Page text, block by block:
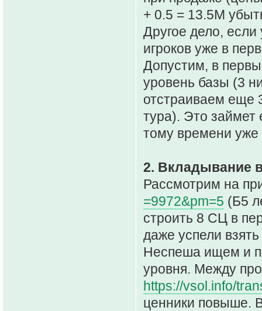
+ 0.5 = 13.5М
Другое дело, если
игроков уже в
Допустим, в
уровень базы (3
отстраиваем еще
тура). Это
тому времени уже
2. Вкладывание
Рассмотрим на
=9972&pm=5 (Б5
строить 8 СЦ в
даже успели
Неспеша ищем и
уровня. Между
https://vsol.info/
ценники повыше.